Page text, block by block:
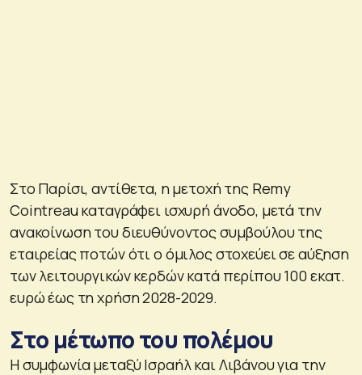
Στο Παρίσι, αντίθετα, η μετοχή της Remy
Cointreau καταγράφει ισχυρή άνοδο, μετά την
ανακοίνωση του διευθύνοντος συμβούλου της
εταιρείας ποτών ότι ο όμιλος στοχεύει σε αύξηση
των λειτουργικών κερδών κατά περίπου 100 εκατ.
ευρώ έως τη χρήση 2028-2029.
Στο μέτωπο του πολέμου
Η συμφωνία μεταξύ Ισραήλ και Λιβάνου για την